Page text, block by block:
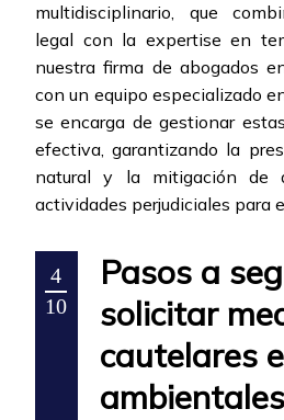
multidisciplinario, que
legal con la expertise en
nuestra firma de abogados
con un equipo especializado
se encarga de gestionar
efectiva, garantizando la
natural y la mitigación de
actividades perjudiciales para
4
10
Pasos a
solicitar
cautelares
ambientales